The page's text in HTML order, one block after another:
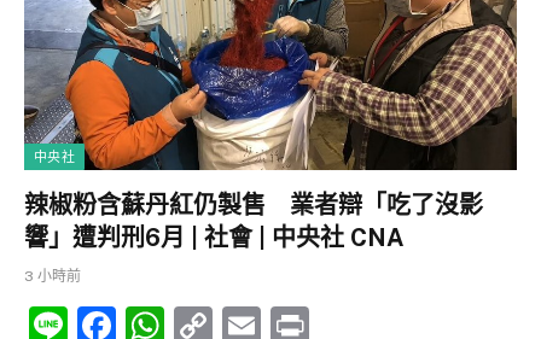
中央社
辣椒粉含蘇丹紅仍製售 業者辯「吃了沒影
響」遭判刑6月 | 社會 | 中央社 CNA
3 小時前
Li F W C E